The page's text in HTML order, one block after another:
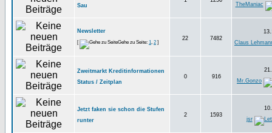
Sau TheManiac
Newsletter
[ Gehe zu Seite: 1, 2 ]
22 7482
Claus
Zweitmarkt Kreditinformationen
Status / Zeitplan
0 916
Mr.Gonzo
Jetzt faken sie schon die Stufen
runter
2 1593
jsr